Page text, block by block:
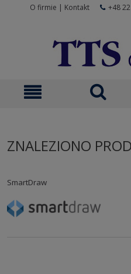
O firmie | Kontakt +48
ZNALEZIONO
SmartDraw